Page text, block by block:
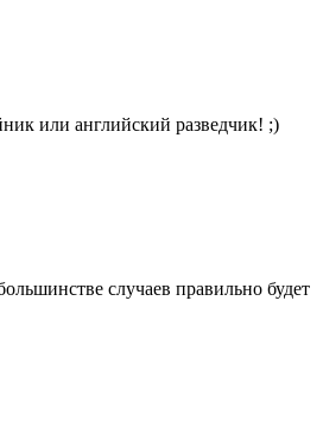
или английский разведчик! ;)
случаев правильно будет